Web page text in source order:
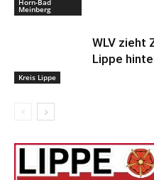
Horn-Bad
Meinberg
Kreis Lippe
WLV zieht
Lippe